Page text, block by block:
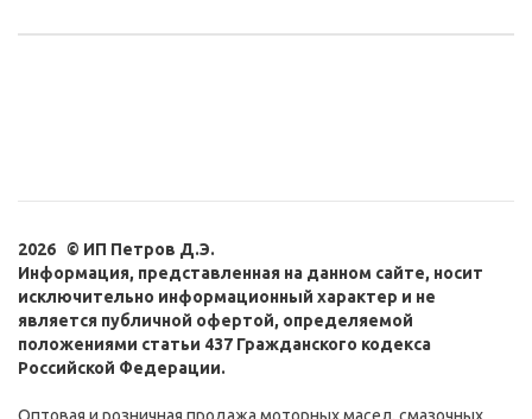
2026 © ИП Петров Д.Э.
Информация, представленная на данном сайте, носит
исключительно информационный характер и не
является публичной офертой, определяемой
положениями статьи 437 Гражданского кодекса
Российской Федерации.